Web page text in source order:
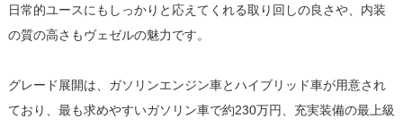
日常的ユースにもしっかりと応えてくれる取り回しの良さや、内装
の質の高さもヴェゼルの魅力です。
グレード展開は、ガソリンエンジン車とハイブリッド車が用意され
ており、最も求めやすいガソリン車で約230万円、充実装備の最上級